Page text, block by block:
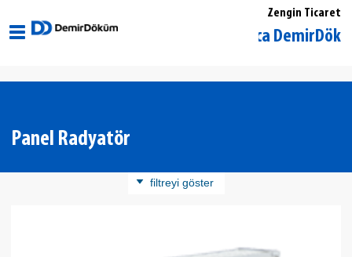
Zengin Ticaret
Muğla Ortaca DemirDöküm
Panel Radyatör
filtreyi göster